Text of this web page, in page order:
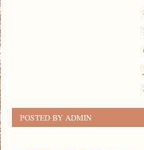
POSTED BY ADMIN